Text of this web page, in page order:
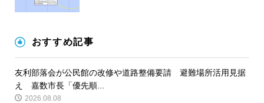
おすすめ記事
友利部落会が公民館の改修や道路整備要請 避難場所活用見据
え 嘉数市長「優先順...
2026.08.08